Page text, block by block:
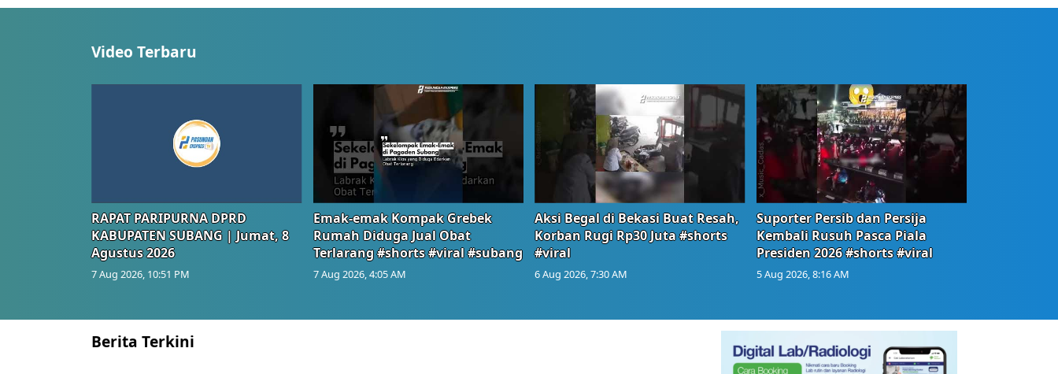
Video Terbaru
RAPAT PARIPURNA DPRD
KABUPATEN SUBANG | Jumat, 8
Agustus 2026
7 Aug 2026, 10:51 PM
Emak-emak Kompak Grebek
Rumah Diduga Jual Obat
Terlarang #shorts #viral #subang
7 Aug 2026, 4:05 AM
Aksi Begal di Bekasi Buat Resah,
Korban Rugi Rp30 Juta #shorts
#viral
6 Aug 2026, 7:30 AM
Suporter Persib dan Persija
Kembali Rusuh Pasca Piala
Presiden 2026 #shorts #viral
5 Aug 2026, 8:16 AM
Berita Terkini